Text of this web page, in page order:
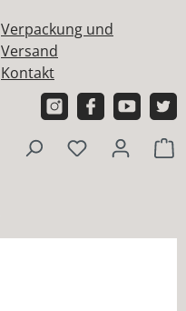
Verpackung und
Versand
Kontakt